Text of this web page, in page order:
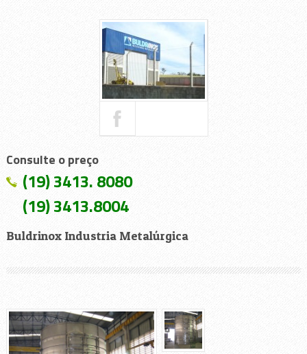
Consulte o preço
(19) 3413. 8080
(19) 3413.8004
Buldrinox Industria Metalúrgica